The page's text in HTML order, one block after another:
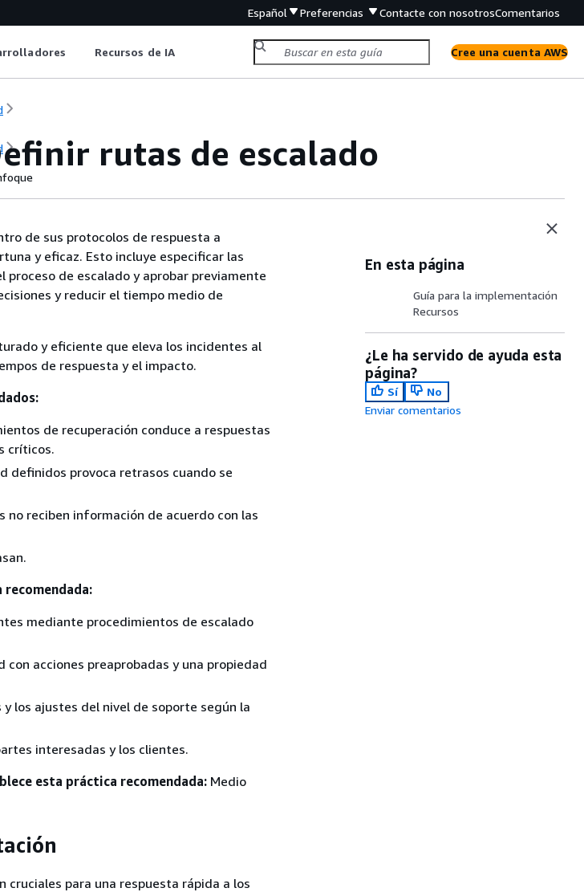
Español Preferencias Contacte con nosotrosComentarios
Recursos de IA Cree una cuenta AWS
rutas de escalado
de sus protocolos de respuesta a
y eficaz. Esto incluye especificar las
de escalado y aprobar previamente
y reducir el tiempo medio de
y eficiente que eleva los incidentes al
de respuesta y el impacto.
de recuperación conduce a respuestas
críticos.
definidos provoca retrasos cuando se
no reciben información de acuerdo con las
mediante procedimientos de escalado
acciones preaprobadas y una propiedad
los ajustes del nivel de soporte según la
interesadas y los clientes.
esta práctica recomendada: Medio
cruciales para una respuesta rápida a los
En esta página
Guía para la implementación
Recursos
¿Le ha servido de ayuda esta
página?
Sí
No
Enviar comentarios